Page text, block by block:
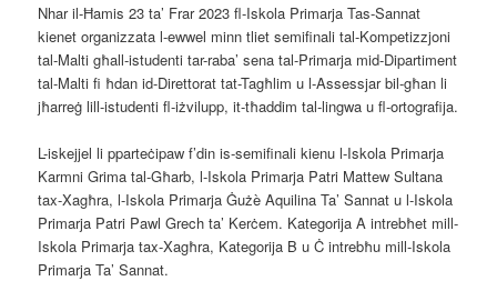
Nhar il-Ħamis 23 ta’ Frar 2023 fl-Iskola Primarja Tas-Sannat
kienet organizzata l-ewwel minn tliet semifinali tal-Kompetizzjoni
tal-Malti għall-istudenti tar-raba’ sena tal-Primarja mid-Dipartiment
tal-Malti fi ħdan id-Direttorat tat-Tagħlim u l-Assessjar bil-għan li
jħarreġ lill-istudenti fl-iżvilupp, it-tħaddim tal-lingwa u fl-ortografija.
L-iskejjel li pparteċipaw f’din is-semifinali kienu l-Iskola Primarja
Karmni Grima tal-Għarb, l-Iskola Primarja Patri Mattew Sultana
tax-Xagħra, l-Iskola Primarja Ġużè Aquilina Ta’ Sannat u l-Iskola
Primarja Patri Pawl Grech ta’ Kerċem. Kategorija A intrebħet mill-
Iskola Primarja tax-Xagħra, Kategorija B u Ċ intrebħu mill-Iskola
Primarja Ta’ Sannat.